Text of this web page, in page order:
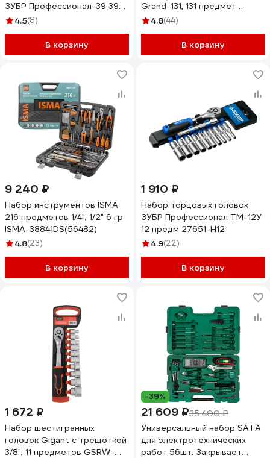
ЗУБР Профессионал-39 39
шт. 25180
4.5(8)
В корзину
Grand-131, 131 предмет
27978-H131
4.8(44)
В корзину
9 240 ₽
Набор инструментов ISMA
216 предметов 1/4", 1/2" 6 гр
ISMA-38841DS(56482)
4.8(23)
В корзину
1 910 ₽
Набор торцовых головок
ЗУБР Профессионал ТМ-12У
12 предм 27651-H12
4.9(22)
В корзину
1 672 ₽
Набор шестигранных
головок Gigant с трещоткой
3/8", 11 предметов GSRW-
-39%
21 609 ₽35 400 ₽
Универсальный набор SATA
для электротехнических
работ 56шт. Закрывает